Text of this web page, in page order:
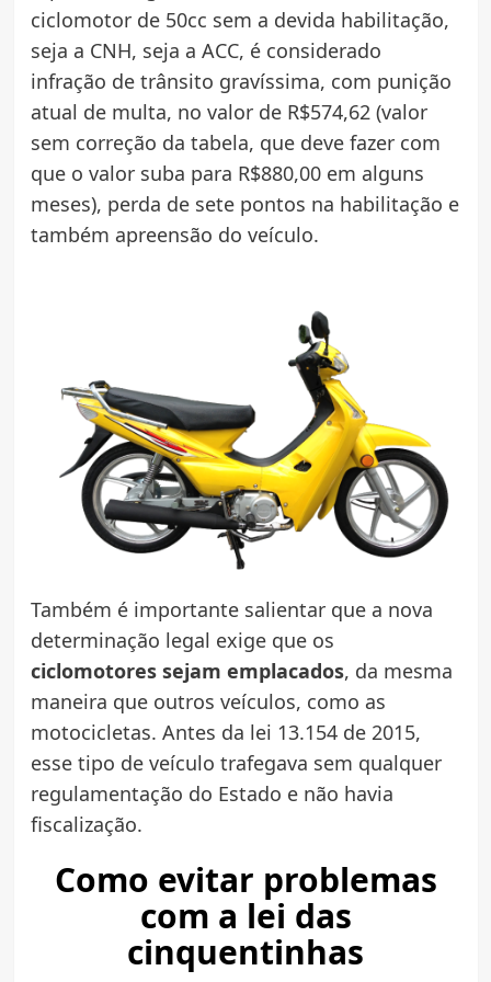
ciclomotor de 50cc sem a devida habilitação,
seja a CNH, seja a ACC, é considerado
infração de trânsito gravíssima, com punição
atual de multa, no valor de R$574,62 (valor
sem correção da tabela, que deve fazer com
que o valor suba para R$880,00 em alguns
meses), perda de sete pontos na habilitação e
também apreensão do veículo.
Também é importante salientar que a nova
determinação legal exige que os
ciclomotores sejam emplacados, da mesma
maneira que outros veículos, como as
motocicletas. Antes da lei 13.154 de 2015,
esse tipo de veículo trafegava sem qualquer
regulamentação do Estado e não havia
fiscalização.
Como evitar problemas
com a lei das
cinquentinhas